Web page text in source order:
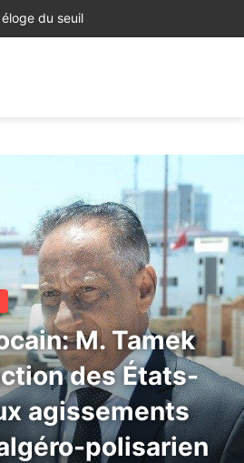
du seuil
M. Tamek
des États-
agissements
polisarien